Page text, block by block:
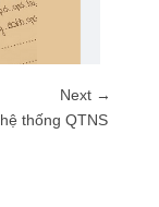
Next →
thống QTNS